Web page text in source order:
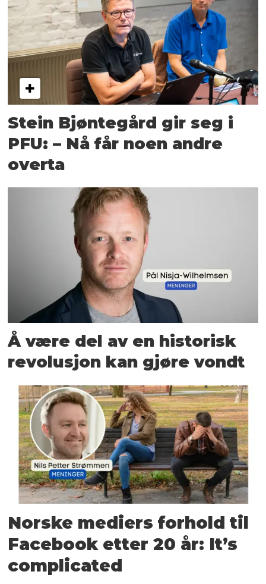
Stein Bjøntegård gir seg i
PFU: – Nå får noen andre
overta
Å være del av en historisk
revolusjon kan gjøre vondt
Norske mediers forhold til
Facebook etter 20 år: It’s
complicated